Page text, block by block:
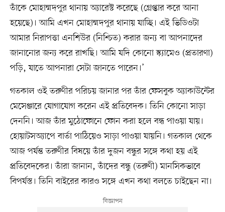
তাঁকে মোহাম্মদপুর থানায় অ্যারেস্ট করেছে (গ্রেপ্তার করে আনা
হয়েছে)। আমি এখন মোহাম্মদপুর থানায় যাচ্ছি। এই ভিডিওটা
আমার নিরাপত্তা এনশিউর (নিশ্চিত) করার জন্য বা আপনাদের
জানানোর জন্য করে রাখছি। আমি যদি কোনো স্ক্যামেও (প্রতারণা)
পড়ি, যাতে আপনারা সেটা জানতে পারেন।’
গতকাল ওই তরুণীর পরিচয় জানার পর তাঁর ফেসবুক অ্যাকাউন্টের
মেসেঞ্জারে যোগাযোগ করেন এই প্রতিবেদক। তিনি কোনো সাড়া
দেননি। আজ তাঁর মুঠোফোনে ফোন করা হলে বন্ধ পাওয়া যায়।
হোয়াটসঅ্যাপে বার্তা পাঠিয়েও সাড়া পাওয়া যায়নি। গতকাল থেকে
আজ পর্যন্ত তরুণীর বিষয়ে তাঁর দুজন বন্ধুর সঙ্গে কথা হয় এই
প্রতিবেদকের। তাঁরা জানান, তাঁদের বন্ধু (তরুণী) মানসিকভাবে
বিপর্যস্ত। তিনি বাইরের কারও সঙ্গে এখন কথা বলতে চাইছেন না।